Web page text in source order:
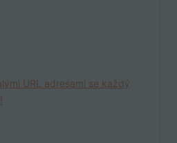
URL adresami se každý